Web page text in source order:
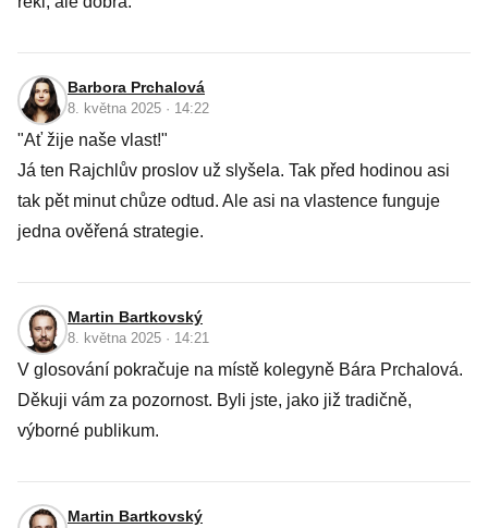
Barbora Prchalová
8. května 2025 · 14:22
"Ať žije naše vlast!"
Já ten Rajchlův proslov už slyšela. Tak před hodinou asi
tak pět minut chůze odtud. Ale asi na vlastence funguje
jedna ověřená strategie.
Martin Bartkovský
8. května 2025 · 14:21
V glosování pokračuje na místě kolegyně Bára Prchalová.
Děkuji vám za pozornost. Byli jste, jako již tradičně,
výborné publikum.
Martin Bartkovský